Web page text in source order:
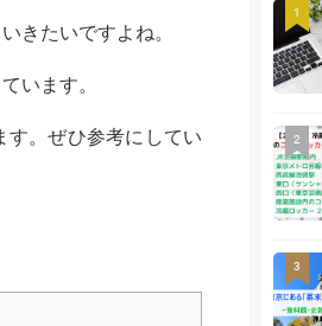
きたいですよね。
います。
す。ぜひ参考にしてい
1
2
3